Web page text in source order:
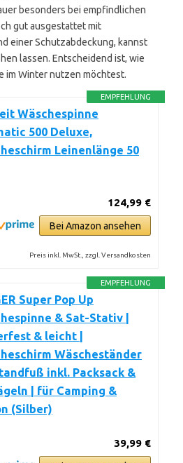
besonders bei empfindlichen
gut ausgestattet mit
einer Schutzabdeckung, kannst
lassen. Entscheidend ist, wie
im Winter nutzen möchtest.
EMPFEHLUNG
Wäschespinne
500 Deluxe,
Leinenlänge 50
124,99 €
Bei Amazon ansehen
Preis inkl. MwSt., zzgl. Versandkosten
EMPFEHLUNG
Super Pop Up
& Sat-Stativ |
& leicht |
Wäscheständer
inkl. Packsack &
| für Camping &
(Silber)
39,99 €